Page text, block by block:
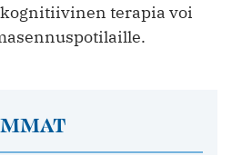
terapia voi